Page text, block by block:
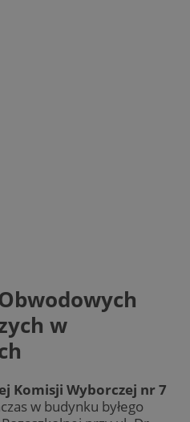
w
Komisji Wyborczej nr 7
w budynku byłego